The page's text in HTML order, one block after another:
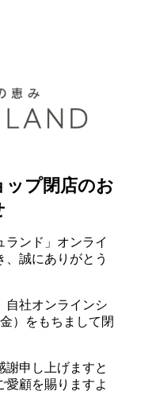
ップ閉店のお
ランド」オンライ
、誠にありがとう
自社オンラインシ
）をもちまして閉
謝申し上げますと
愛顧を賜りますよ